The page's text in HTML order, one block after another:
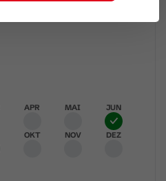
APR MAI JUN
OKT NOV DEZ